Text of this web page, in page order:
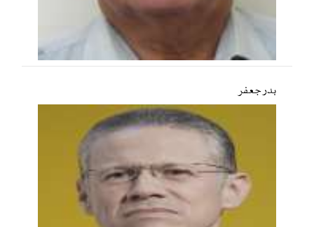
بدر جعفر